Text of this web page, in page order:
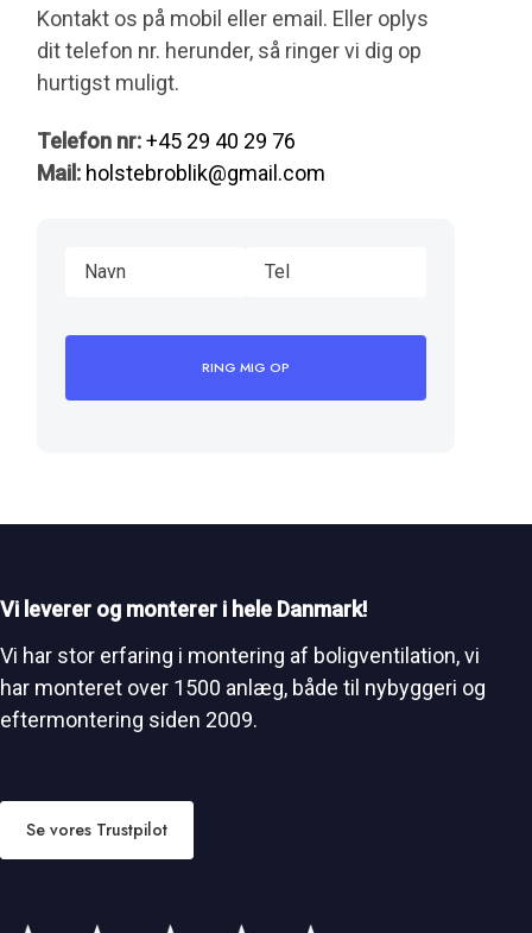
Kontakt os på mobil eller email. Eller oplys
dit telefon nr. herunder, så ringer vi dig op
hurtigst muligt.
Telefon nr:+45 29 40 29 76
Mail: holstebroblik@gmail.com
Vi leverer og monterer i hele Danmark!
Vi har stor erfaring i montering af boligventilation, vi
har monteret over 1500 anlæg, både til nybyggeri og
eftermontering siden 2009.
Se vores Trustpilot